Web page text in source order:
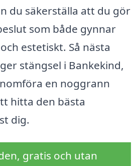
du säkerställa att du gör
som både gynnar
estetiskt. Så nästa
stängsel i Bankekind,
en noggrann
hitta den bästa
dig.
gratis och utan